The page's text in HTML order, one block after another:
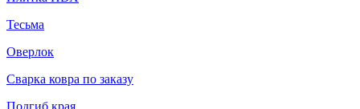
Тесьма
Оверлок
Сварка ковра по заказу
Подгиб края